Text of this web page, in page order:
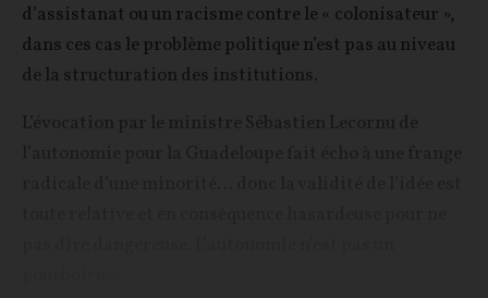
d’assistanat ou un racisme contre le « colonisateur »,
dans ces cas le problème politique n’est pas au niveau
de la structuration des institutions.